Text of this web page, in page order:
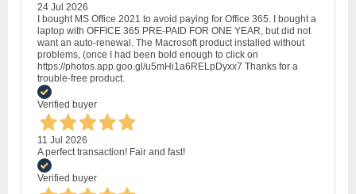
24 Jul 2026
I bought MS Office 2021 to avoid paying for Office 365. I bought a
laptop with OFFICE 365 PRE-PAID FOR ONE YEAR, but did not
want an auto-renewal. The Macrosoft product installed without
problems, (once I had been bold enough to click on
https://photos.app.goo.gl/u5mHi1a6RELpDyxx7 Thanks for a
trouble-free product.
Verified buyer
11 Jul 2026
A perfect transaction! Fair and fast!
Verified buyer